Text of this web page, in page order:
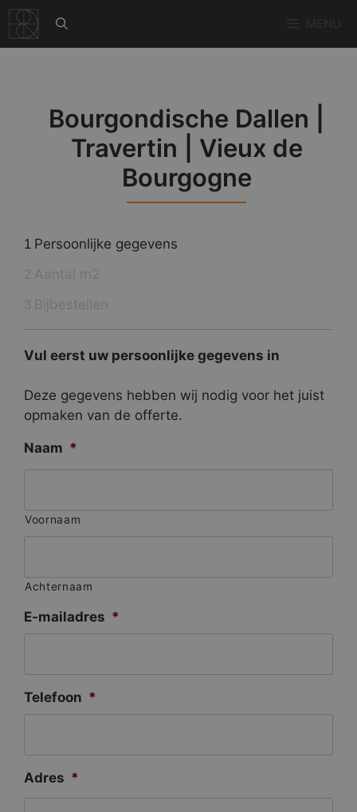
naar
de
Bourgondische Dallen |
Travertin | Vieux de
Bourgogne
1 Persoonlijke gegevens
Vul eerst uw persoonlijke gegevens in
Deze gegevens hebben wij nodig voor het juist
opmaken van de offerte.
Naam *
Voornaam
Achternaam
E-mailadres *
Telefoon *
Adres *